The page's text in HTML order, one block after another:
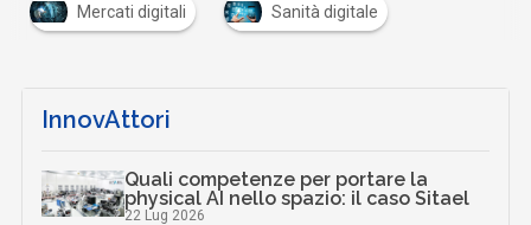
Mercati digitali Sanità digitale
InnovAttori
Quali competenze per portare la
physical AI nello spazio: il caso Sitael
22 Lug 2026